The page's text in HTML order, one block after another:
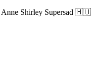
Anne Shirley Supersad 🇭🇺